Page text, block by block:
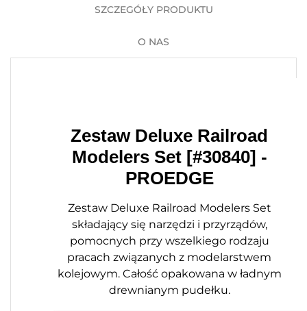
SZCZEGÓŁY PRODUKTU
O NAS
Zestaw Deluxe Railroad
Modelers Set [#30840] -
PROEDGE
Zestaw Deluxe Railroad Modelers Set
składający się narzędzi i przyrządów,
pomocnych przy wszelkiego rodzaju
pracach związanych z modelarstwem
kolejowym. Całość opakowana w ładnym
drewnianym pudełku.